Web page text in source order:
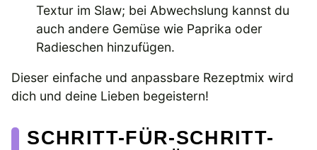
Textur im Slaw; bei Abwechslung kannst du
auch andere Gemüse wie Paprika oder
Radieschen hinzufügen.
Dieser einfache und anpassbare Rezeptmix wird
dich und deine Lieben begeistern!
SCHRITT-FÜR-SCHRITT-